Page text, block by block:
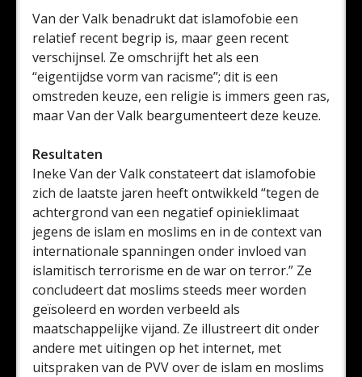
Van der Valk benadrukt dat islamofobie een
relatief recent begrip is, maar geen recent
verschijnsel. Ze omschrijft het als een
“eigentijdse vorm van racisme”; dit is een
omstreden keuze, een religie is immers geen ras,
maar Van der Valk beargumenteert deze keuze.
Resultaten
Ineke Van der Valk constateert dat islamofobie
zich de laatste jaren heeft ontwikkeld “tegen de
achtergrond van een negatief opinieklimaat
jegens de islam en moslims en in de context van
internationale spanningen onder invloed van
islamitisch terrorisme en de war on terror.” Ze
concludeert dat moslims steeds meer worden
geïsoleerd en worden verbeeld als
maatschappelijke vijand. Ze illustreert dit onder
andere met uitingen op het internet, met
uitspraken van de PVV over de islam en moslims